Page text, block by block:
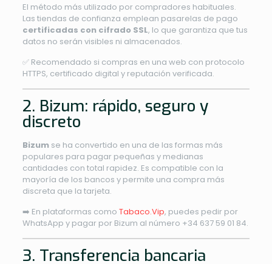
El método más utilizado por compradores habituales.
Las tiendas de confianza emplean pasarelas de pago
certificadas con cifrado SSL, lo que garantiza que tus
datos no serán visibles ni almacenados.
✅ Recomendado si compras en una web con protocolo
HTTPS, certificado digital y reputación verificada.
2. Bizum: rápido, seguro y
discreto
Bizumse ha convertido en una de las formas más
populares para pagar pequeñas y medianas
cantidades con total rapidez. Es compatible con la
mayoría de los bancos y permite una compra más
discreta que la tarjeta.
➡️ En plataformas como Tabaco.Vip, puedes pedir por
WhatsApp y pagar por Bizum al número +34 637 59 01 84.
3. Transferencia bancaria